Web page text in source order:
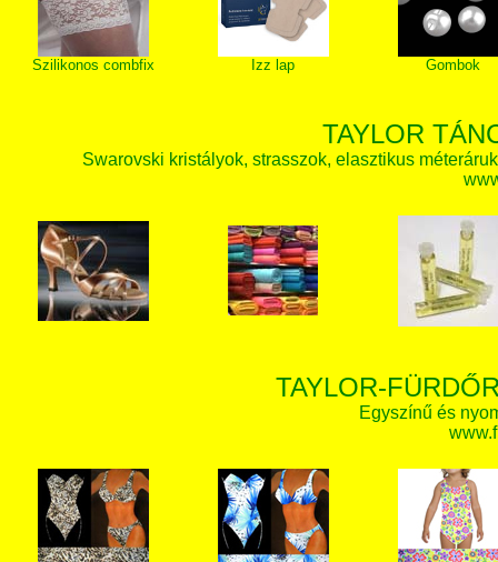
Szilikonos combfix Izz lap Gombok
TAYLOR
Swarovski kristályok, strasszok, elasztikus
TAYLOR-
Egyszínű és